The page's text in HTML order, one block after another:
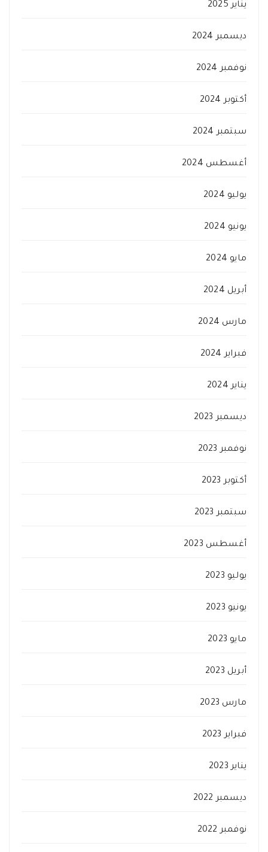
يناير 2025
ديسمبر 2024
نوفمبر 2024
أكتوبر 2024
سبتمبر 2024
أغسطس 2024
يوليو 2024
يونيو 2024
مايو 2024
أبريل 2024
مارس 2024
فبراير 2024
يناير 2024
ديسمبر 2023
نوفمبر 2023
أكتوبر 2023
سبتمبر 2023
أغسطس 2023
يوليو 2023
يونيو 2023
مايو 2023
أبريل 2023
مارس 2023
فبراير 2023
يناير 2023
ديسمبر 2022
نوفمبر 2022